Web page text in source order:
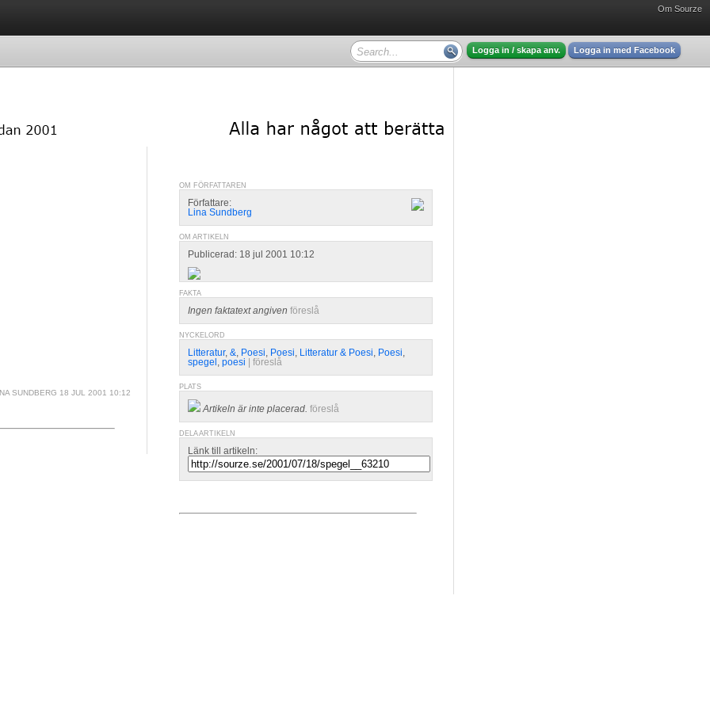
Om Sourze
Logga in / skapa anv. Logga in med Facebook
SUNDBERG 18 JUL 2001 10:12
OM FÖRFATTAREN
Författare:
Lina Sundberg
OM ARTIKELN
Publicerad: 18 jul 2001 10:12
FAKTA
Ingen faktatext angiven föreslå
NYCKELORD
Litteratur, &, Poesi, Poesi, Litteratur & Poesi, Poesi,
spegel , poesi föreslå
PLATS
Artikeln är inte placerad. föreslå
DELA ARTIKELN
Länk till artikeln: